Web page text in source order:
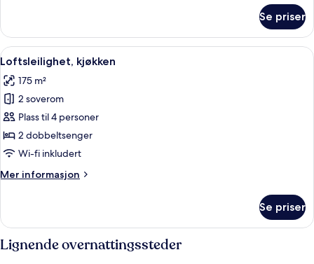
2
soverom,
kjøkken
Se priser
Åpne
alle
bildene
av
Loftsleilighet,
kjøkken
Loftsleilighet, kjøkken | Terrasse/patio
6
Loftsleilighet, kjøkken
175 m²
2 soverom
Plass til 4 personer
2 dobbeltsenger
Wi-fi inkludert
Mer informasjon
Mer
kjøkken
Se priser
Lignende overnattingssteder